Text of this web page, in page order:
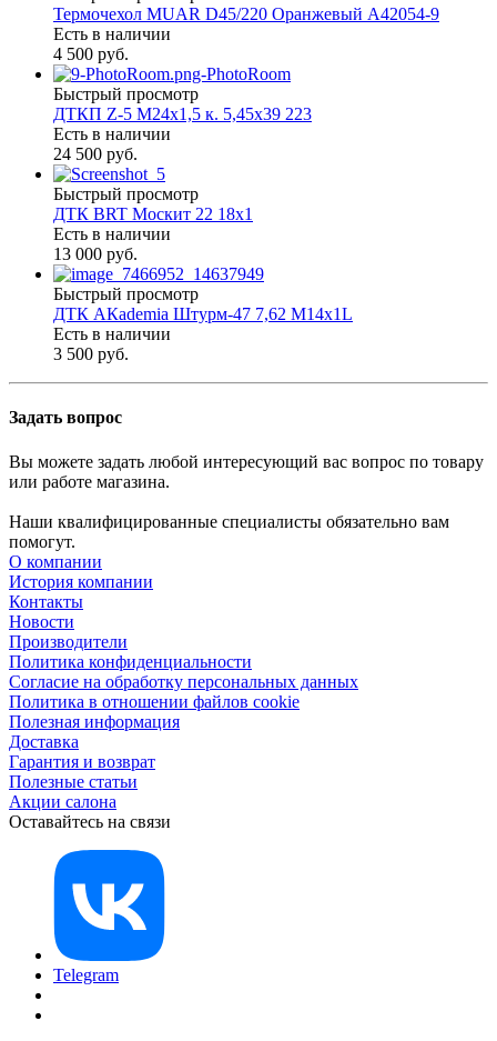
Термочехол MUAR D45/220 Оранжевый А42054-9
Есть в наличии
4 500 руб.
Быстрый просмотр
ДТКП Z-5 М24х1,5 к. 5,45х39 223
Есть в наличии
24 500 руб.
Быстрый просмотр
ДТК BRT Москит 22 18х1
Есть в наличии
13 000 руб.
Быстрый просмотр
ДТК АКademia Штурм-47 7,62 М14х1L
Есть в наличии
3 500 руб.
Задать вопрос
Вы можете задать любой интересующий вас вопрос по товару
или работе магазина.
Наши квалифицированные специалисты обязательно вам
помогут.
О компании
История компании
Контакты
Новости
Производители
Политика конфиденциальности
Согласие на обработку персональных данных
Политика в отношении файлов cookie
Полезная информация
Доставка
Гарантия и возврат
Полезные статьи
Акции салона
Оставайтесь на связи
Telegram